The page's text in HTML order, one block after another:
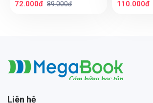
72.000đ 89.000đ 110.000đ
Liên hệ